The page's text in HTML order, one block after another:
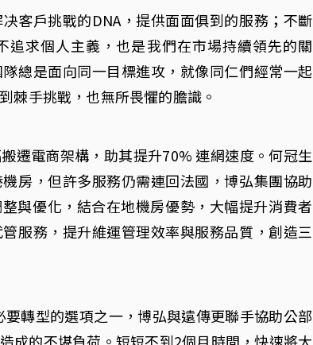
客戶挑戰的DNA，提供面面俱到的服務；不斷
追求個人主義，也是我們在市場持續領先的關
總是面向同一目標進攻，就像同仁們經常一起
棘手挑戰，也無所畏懼的膽識。
遷電商架構，助其提升70% 連網速度。何冠生
房，但許多服務仍需連回法國，博弘集團協助
與優化，結合在地機房優勢，大幅提升消費者
服務，提升維運管理效率與服務品質，創造三
轉型的選項之一，博弘與遠傳更聯手協助公部